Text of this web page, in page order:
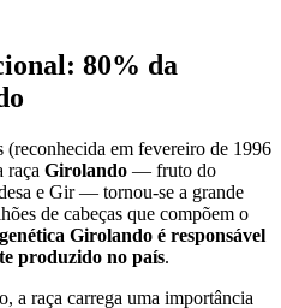
80% da
em fevereiro de 1996
raça Girolando — fruto do
e Gir — tornou-se a grande
de cabeças que compõem o
genética Girolando é responsável
produzido no país.
a raça carrega uma importância